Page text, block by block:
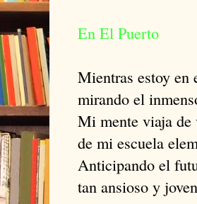
En El Puerto
Mientras estoy en
mirando el
Mi mente viaja de
de mi escuela
Anticipando el
tan ansioso y joven